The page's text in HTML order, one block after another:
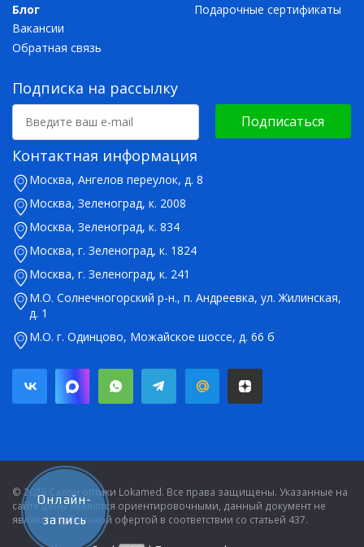
Блог
Вакансии
Обратная связь
Подарочные сертификаты
Подписка на рассылку
Подписаться
Контактная информация
Москва, Ангелов переулок, д. 8
Москва, Зеленоград, к. 2008
Москва, Зеленоград, к. 834
Москва, г. Зеленоград, к. 1824
Москва, г. Зеленоград, к. 241
М.О. Солнечногорский р-н., п. Андреевка, ул. Жилинская,
д. 1
М.О. г. Одинцово, Можайское шоссе, д. 66 б
© 2026 Салон оптики Lokamed. Все права защищены. Указанные на
сайте цены являются ориентировочными, данный документ не
является публичной офертой в соответствии со статьей 437.
Онлайн-
запись